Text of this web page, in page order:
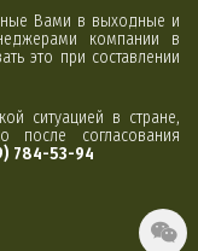
Вами в выходные и
компании в
это при составлении
ситуацией в стране,
после согласования
784-53-94